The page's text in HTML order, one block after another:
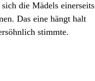
die Mädels einerseits
Das eine hängt halt
stimmte.